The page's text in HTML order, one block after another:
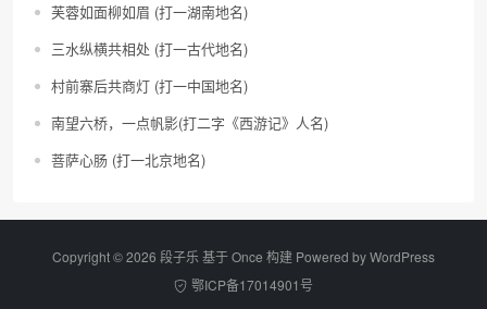
芙蓉如面柳如眉 (打一湖南地名)
三水纵横共相处 (打一古代地名)
村前寨后共商灯 (打一中国地名)
南望六桥，一点帆影(打二字《西游记》人名)
菩萨心肠 (打一北京地名)
Copyright © 2026 段子乐 基于 Once 构建 Powered byWordPress
鄂ICP备17014901号